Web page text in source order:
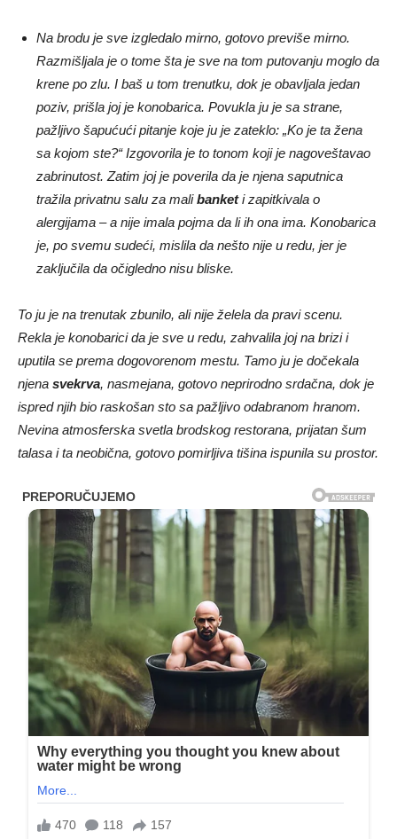
Na brodu je sve izgledalo mirno, gotovo previše mirno.
Razmišljala je o tome šta je sve na tom putovanju moglo da
krene po zlu. I baš u tom trenutku, dok je obavljala jedan
poziv, prišla joj je konobarica. Povukla ju je sa strane,
pažljivo šapućući pitanje koje ju je zateklo: „Ko je ta žena
sa kojom ste?“ Izgovorila je to tonom koji je nagoveštavao
zabrinutost. Zatim joj je poverila da je njena saputnica
tražila privatnu salu za malibanketi zapitkivala o
alergijama – a nije imala pojma da li ih ona ima. Konobarica
je, po svemu sudeći, mislila da nešto nije u redu, jer je
zaključila da očigledno nisu bliske.
To ju je na trenutak zbunilo, ali nije želela da pravi scenu.
Rekla je konobarici da je sve u redu, zahvalila joj na brizi i
uputila se prema dogovorenom mestu. Tamo ju je dočekala
njena svekrva, nasmejana, gotovo neprirodno srdačna, dok je
ispred njih bio raskošan sto sa pažljivo odabranom hranom.
Nevina atmosferska svetla brodskog restorana, prijatan šum
talasa i ta neobična, gotovo pomirljiva tišina ispunila su prostor.